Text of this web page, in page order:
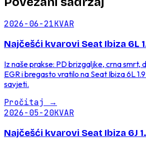
2026-06-21KVAR
Najčešći kvarovi Seat Ibiza 6L
Iz naše prakse: PD brizgaljke, crna smrt,
EGR i bregasto vratilo na Seat Ibiza 6L
savjeti.
Pročitaj →
2026-05-20KVAR
Najčešći kvarovi Seat Ibiza 6J